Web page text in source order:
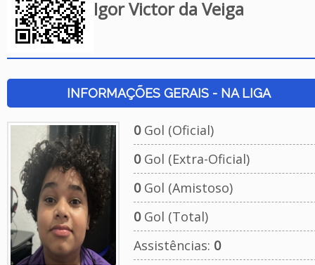
Igor Victor da Veiga
INFORMAÇÕES GERAIS - NA LIGA
0Gol (Oficial)
0Gol (Extra-Oficial)
0Gol (Amistoso)
0Gol (Total)
Assistências: 0